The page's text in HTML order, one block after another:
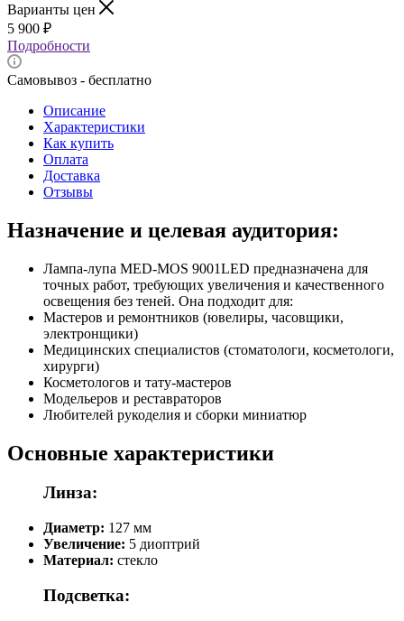
Варианты цен
5 900 ₽
Подробности
Самовывоз - бесплатно
Описание
Характеристики
Как купить
Оплата
Доставка
Отзывы
Назначение и целевая аудитория:
Лампа-лупа MED-MOS 9001LED предназначена для
точных работ, требующих увеличения и качественного
освещения без теней. Она подходит для:
Мастеров и ремонтников (ювелиры, часовщики,
электронщики)
Медицинских специалистов (стоматологи, косметологи,
хирурги)
Косметологов и тату-мастеров
Модельеров и реставраторов
Любителей рукоделия и сборки миниатюр
Основные характеристики
Линза:
Диаметр: 127 мм
Увеличение: 5 диоптрий
Материал: стекло
Подсветка: